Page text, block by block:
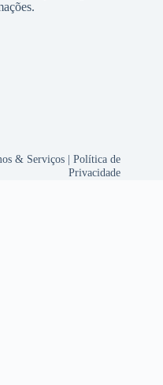
& Serviços |Política de
Privacidade